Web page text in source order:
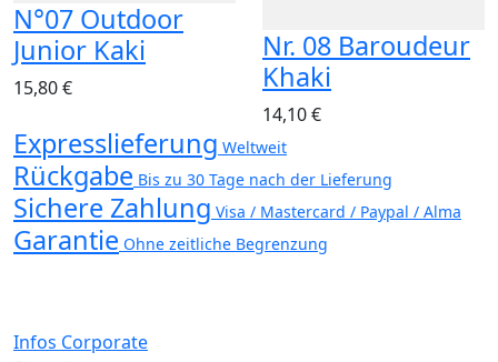
N°07 Outdoor
Junior Kaki
15,80 €
Nr. 08 Baroudeur
Khaki
14,10 €
Expresslieferung Weltweit
Rückgabe Bis zu 30 Tage nach der Lieferung
Sichere Zahlung Visa / Mastercard / Paypal / Alma
Garantie Ohne zeitliche Begrenzung
Infos Corporate